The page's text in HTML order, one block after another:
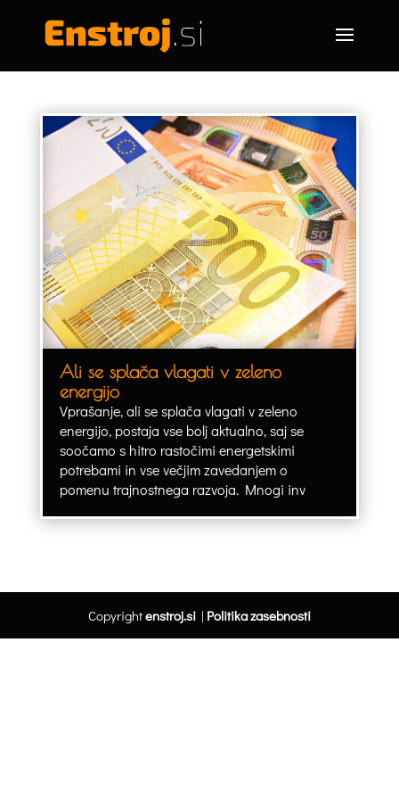
Ali se splača vlagati v zeleno
energijo
Vprašanje, ali se splača vlagati v zeleno
energijo, postaja vse bolj aktualno, saj se
soočamo s hitro rastočimi energetskimi
potrebami in vse večjim zavedanjem o
pomenu trajnostnega razvoja. Mnogi inv
Copyrightenstroj.si| Politika zasebnosti